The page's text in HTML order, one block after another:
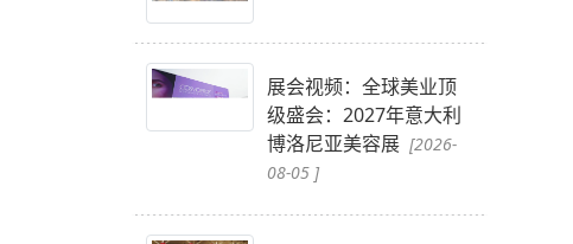
展会视频：全球美业顶
级盛会：2027年意大利
博洛尼亚美容展 [2026-
08-05 ]